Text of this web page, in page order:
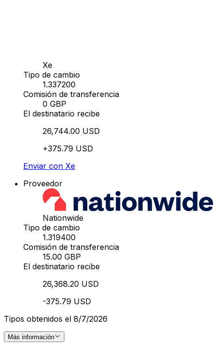
Xe
Tipo de cambio
1.337200
Comisión de transferencia
0 GBP
El destinatario recibe
26,744.00 USD
+375.79 USD
Enviar con Xe
Proveedor
Nationwide
Tipo de cambio
1.319400
Comisión de transferencia
15.00 GBP
El destinatario recibe
26,368.20 USD
-375.79 USD
Tipos obtenidos el 8/7/2026
Más información